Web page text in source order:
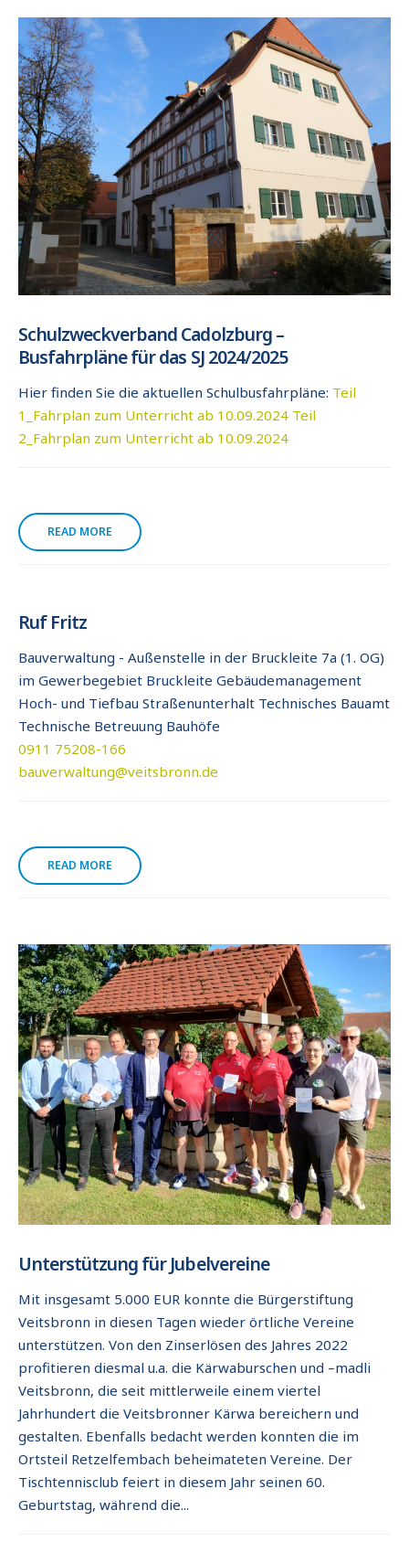
Schulzweckverband Cadolzburg –
Busfahrpläne für das SJ 2024/2025
Hier finden Sie die aktuellen Schulbusfahrpläne: Teil
1_Fahrplan zum Unterricht ab 10.09.2024 Teil
2_Fahrplan zum Unterricht ab 10.09.2024
READ MORE
Ruf Fritz
Bauverwaltung - Außenstelle in der Bruckleite 7a (1. OG)
im Gewerbegebiet Bruckleite Gebäudemanagement
Hoch- und Tiefbau Straßenunterhalt Technisches Bauamt
Technische Betreuung Bauhöfe
0911 75208-166
bauverwaltung@veitsbronn.de
READ MORE
Unterstützung für Jubelvereine
Mit insgesamt 5.000 EUR konnte die Bürgerstiftung
Veitsbronn in diesen Tagen wieder örtliche Vereine
unterstützen. Von den Zinserlösen des Jahres 2022
profitieren diesmal u.a. die Kärwaburschen und –madli
Veitsbronn, die seit mittlerweile einem viertel
Jahrhundert die Veitsbronner Kärwa bereichern und
gestalten. Ebenfalls bedacht werden konnten die im
Ortsteil Retzelfembach beheimateten Vereine. Der
Tischtennisclub feiert in diesem Jahr seinen 60.
Geburtstag, während die...